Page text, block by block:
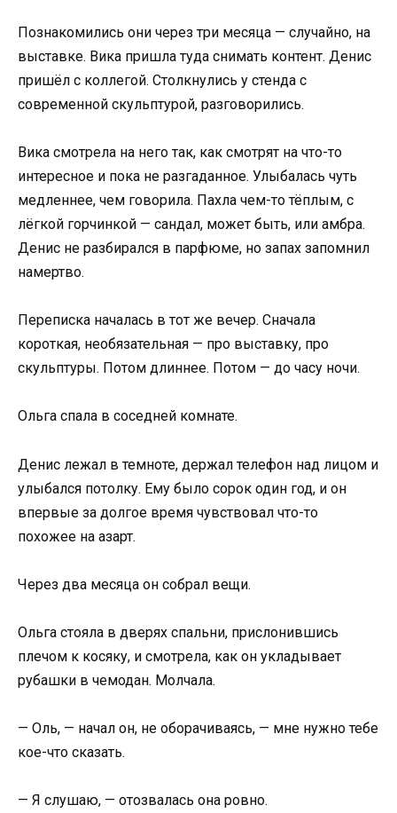
Познакомились они через три месяца — случайно, на
выставке. Вика пришла туда снимать контент. Денис
пришёл с коллегой. Столкнулись у стенда с
современной скульптурой, разговорились.
Вика смотрела на него так, как смотрят на что-то
интересное и пока не разгаданное. Улыбалась чуть
медленнее, чем говорила. Пахла чем-то тёплым, с
лёгкой горчинкой — сандал, может быть, или амбра.
Денис не разбирался в парфюме, но запах запомнил
намертво.
Переписка началась в тот же вечер. Сначала
короткая, необязательная — про выставку, про
скульптуры. Потом длиннее. Потом — до часу ночи.
Ольга спала в соседней комнате.
Денис лежал в темноте, держал телефон над лицом и
улыбался потолку. Ему было сорок один год, и он
впервые за долгое время чувствовал что-то
похожее на азарт.
Через два месяца он собрал вещи.
Ольга стояла в дверях спальни, прислонившись
плечом к косяку, и смотрела, как он укладывает
рубашки в чемодан. Молчала.
— Оль, — начал он, не оборачиваясь, — мне нужно тебе
кое-что сказать.
— Я слушаю, — отозвалась она ровно.